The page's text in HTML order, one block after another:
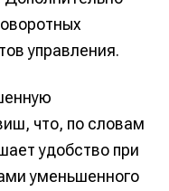
управления.
что, по словам
удобство при
уменьшенного